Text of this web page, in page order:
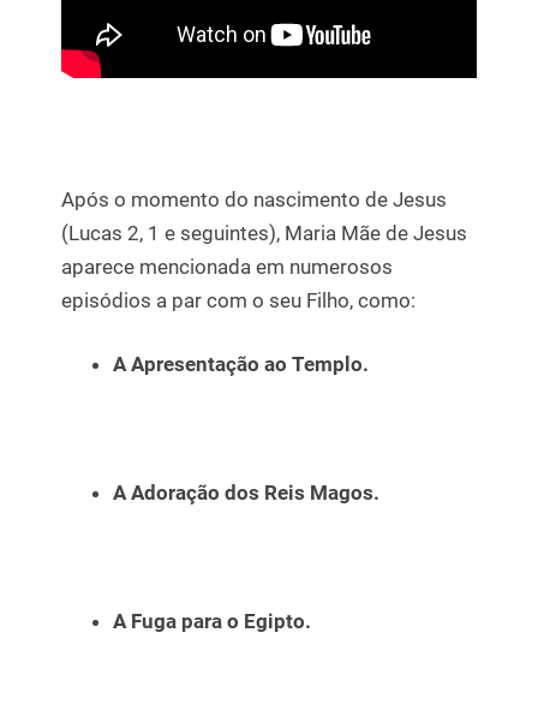
Após o momento do nascimento de Jesus
(Lucas 2, 1 e seguintes), Maria Mãe de Jesus
aparece mencionada em numerosos
episódios a par com o seu Filho, como:
A Apresentação ao Templo.
A Adoração dos Reis Magos.
A Fuga para o Egipto.